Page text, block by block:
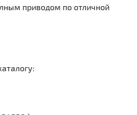
приводом по отличной